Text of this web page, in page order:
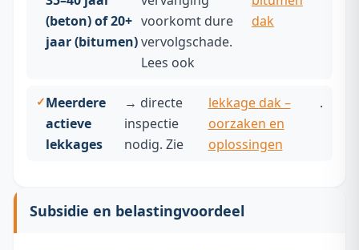
(beton) of 20+
jaar (bitumen)
voorkomt dure
vervolgschade.
Lees ook
dak
Meerdere
actieve
lekkages
→ directe
inspectie
nodig. Zie
lekkage dak –
oorzaken en
oplossingen
.
Subsidie en belastingvoordeel